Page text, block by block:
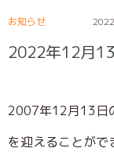
お知らせ
2022年12月
2007年12月13日
を迎えることがで